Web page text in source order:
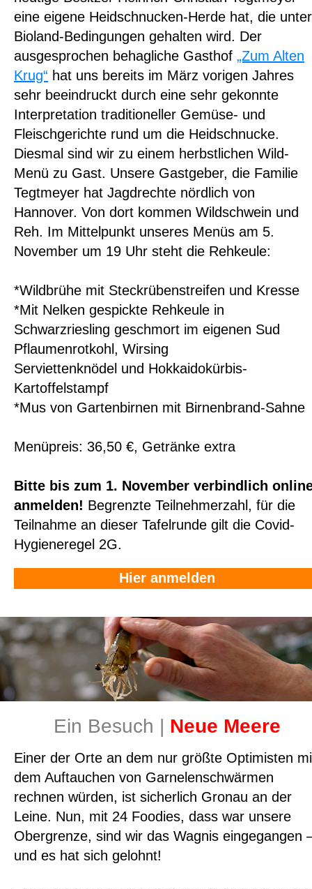
eine eigene Heidschnucken-Herde hat, die unter
Bioland-Bedingungen gehalten wird. Der
ausgesprochen behagliche Gasthof „Zum Alten
Krug“ hat uns bereits im März vorigen Jahres
sehr beeindruckt durch eine sehr gekonnte
Interpretation traditioneller Gemüse- und
Fleischgerichte rund um die Heidschnucke.
Diesmal sind wir zu einem herbstlichen Wild-
Menü zu Gast. Unsere Gastgeber, die Familie
Tegtmeyer hat Jagdrechte nördlich von
Hannover. Von dort kommen Wildschwein und
Reh. Im Mittelpunkt unseres Menüs am 5.
November um 19 Uhr steht die Rehkeule:
*Wildbrühe mit Steckrübenstreifen und Kresse
*Mit Nelken gespickte Rehkeule in
Schwarzriesling geschmort im eigenen Sud
Pflaumenrotkohl, Wirsing
Serviettenknödel und Hokkaidokürbis-
Kartoffelstampf
*Mus von Gartenbirnen mit Birnenbrand-Sahne
Menüpreis: 36,50 €, Getränke extra
Bitte bis zum 1. November verbindlich
anmelden! Begrenzte Teilnehmerzahl, für die
Teilnahme an dieser Tafelrunde gilt die Covid-
Hygieneregel 2G.
Hier anmelden
Ein Besuch | Neue Meere
Einer der Orte an dem nur größte Optimisten
dem Auftauchen von Garnelenschwärmen
rechnen würden, ist sicherlich Gronau an der
Leine. Nun, mit 24 Foodies, dass war unsere
Obergrenze, sind wir das Wagnis eingegangen
und es hat sich gelohnt!